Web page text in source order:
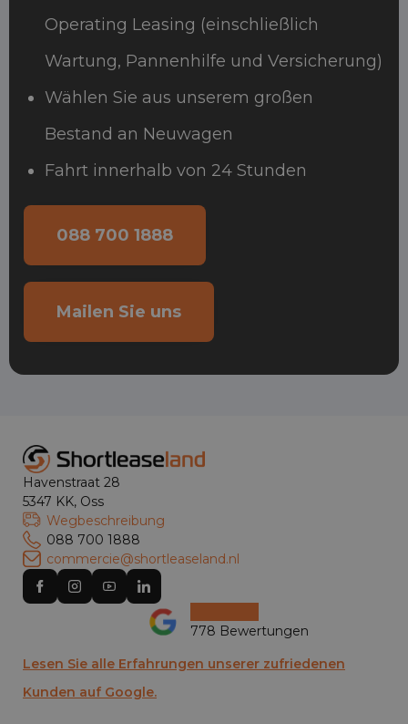
Operating Leasing (einschließlich
Wartung, Pannenhilfe und Versicherung)
Wählen Sie aus unserem großen
Bestand an Neuwagen
Fahrt innerhalb von 24 Stunden
088 700 1888
Mailen Sie uns
Havenstraat 28
5347 KK, Oss
Wegbeschreibung
088 700 1888
commercie@shortleaseland.nl
778 Bewertungen
Lesen Sie alle Erfahrungen unserer zufriedenen
Kunden auf Google.